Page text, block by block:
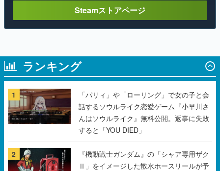
Steamストアページ
ランキング
1
「パリィ」や「ローリング」で女の子と会
話するソウルライク恋愛ゲーム『小早川さ
んはソウルライク』無料公開。返事に失敗
すると「YOU DIED」
2
『機動戦士ガンダム』の「シャア専用ザク
Ⅱ」をイメージした散水ホースリールが予